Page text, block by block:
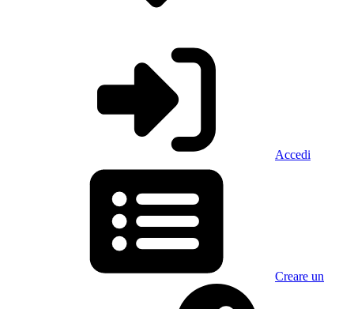
Accedi
Creare un